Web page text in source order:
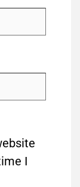
I